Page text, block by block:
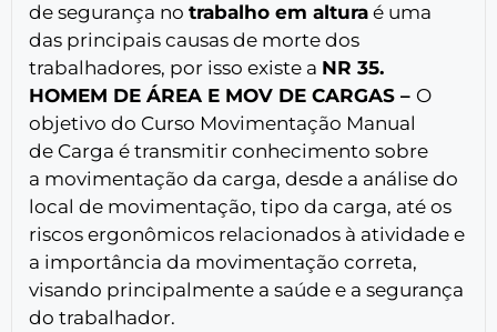
de segurança no trabalho em altura é uma
das principais causas de morte dos
trabalhadores, por isso existe a NR 35.
HOMEM DE ÁREA E MOV DE CARGAS – O
objetivo do Curso Movimentação Manual
de Carga é transmitir conhecimento sobre
a movimentação da carga, desde a análise do
local de movimentação, tipo da carga, até os
riscos ergonômicos relacionados à atividade e
a importância da movimentação correta,
visando principalmente a saúde e a segurança
do trabalhador.